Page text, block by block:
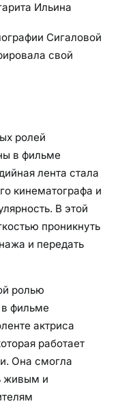
Ильина
Сигаловой
свой
ролей
в фильме
лента стала
кинематографа и
В этой
проникнуть
и передать
ролью
фильме
актриса
работает
Она смогла
живым и